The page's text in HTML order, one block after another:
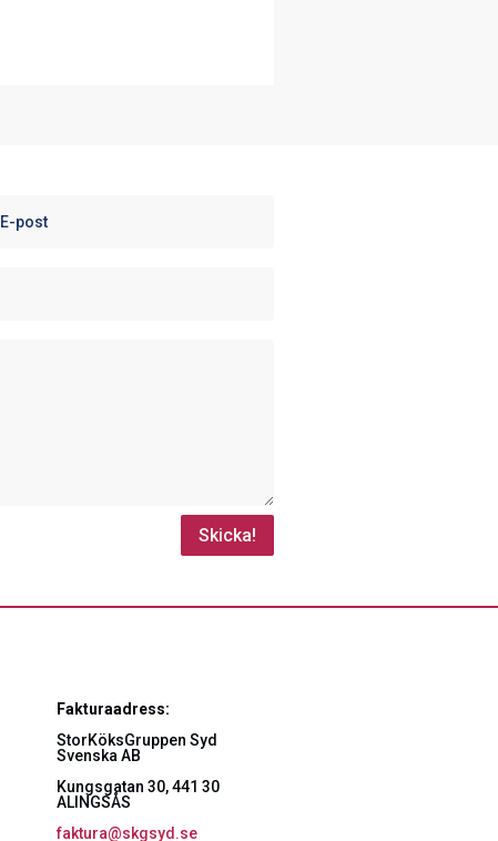
Skicka!
Fakturaadress:
StorKöksGruppen Syd
Svenska AB
Kungsgatan 30, 441 30
ALINGSÅS
faktura@skgsyd.se